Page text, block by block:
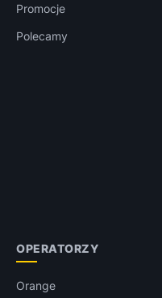
Promocje
Polecamy
OPERATORZY
Orange